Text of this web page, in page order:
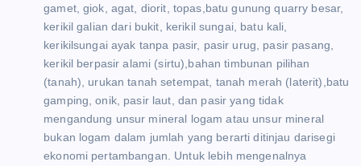
gamet, giok, agat, diorit, topas,batu gunung quarry besar,
kerikil galian dari bukit, kerikil sungai, batu kali,
kerikilsungai ayak tanpa pasir, pasir urug, pasir pasang,
kerikil berpasir alami (sirtu),bahan timbunan pilihan
(tanah), urukan tanah setempat, tanah merah (laterit),batu
gamping, onik, pasir laut, dan pasir yang tidak
mengandung unsur mineral logam atau unsur mineral
bukan logam dalam jumlah yang berarti ditinjau darisegi
ekonomi pertambangan. Untuk lebih mengenalnya